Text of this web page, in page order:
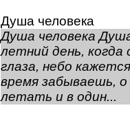
Душа человека
Душа человека
летний день, когда
глаза, небо
время забываешь,
летать и в один...